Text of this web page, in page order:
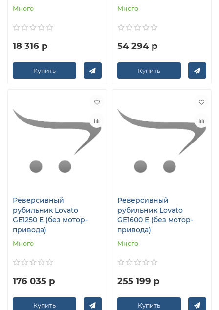
Много
18 316 р
Купить
Много
54 294 р
Купить
Реверсивный
рубильник Lovato
GE1250 E (без мотор-
привода)
Много
176 035 р
Купить
Реверсивный
рубильник Lovato
GE1600 E (без мотор-
привода)
Много
255 199 р
Купить